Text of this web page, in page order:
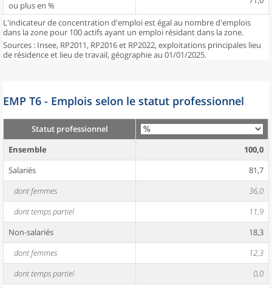
ou plus en %
L'indicateur de concentration d'emploi est égal au nombre d'emplois
dans la zone pour 100 actifs ayant un emploi résidant dans la zone.
Sources : Insee, RP2011, RP2016 et RP2022, exploitations principales lieu
de résidence et lieu de travail, géographie au 01/01/2025.
EMP T6 - Emplois selon le statut professionnel
Statut professionnel
Ensemble
100,0
Salariés
81,7
dont femmes
36,0
dont temps partiel
11,9
Non-salariés
18,3
dont femmes
12,3
dont temps partiel
0,0